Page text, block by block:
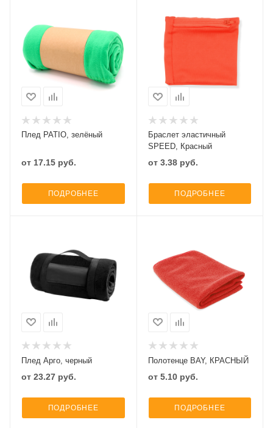
Плед PATIO, зелёный
от 17.15 руб.
ПОДРОБНЕЕ
Браслет эластичный
SPEED, Красный
от 3.38руб.
ПОДРОБНЕЕ
Плед Арго, черный
от 23.27 руб.
ПОДРОБНЕЕ
Полотенце BAY, КРАСНЫЙ
от 5.10руб.
ПОДРОБНЕЕ